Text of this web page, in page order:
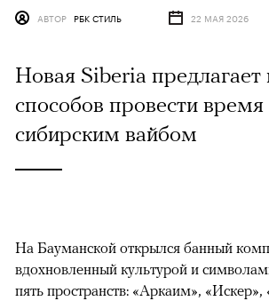
АВТОР РБК СТИЛЬ 22 МАЯ 2026
Новая Siberia предлагает
способов провести время
сибирским вайбом
На Бауманской открылся банный
вдохновленный культурой и
пять пространств: «Аркаим», «Искер»,